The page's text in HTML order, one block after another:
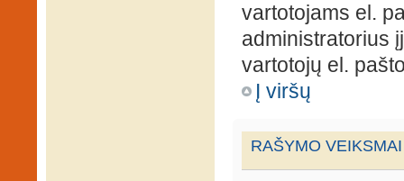
vartotojams el.
administratorius
vartotojų el.
Į viršų
RAŠYMO VEIKSMAI